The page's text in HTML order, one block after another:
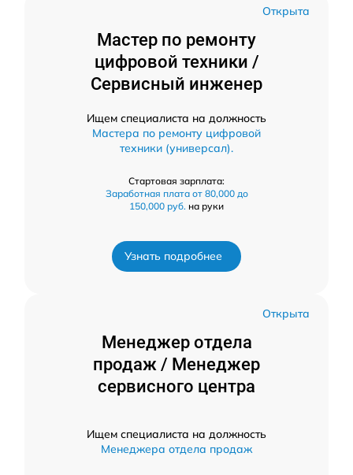
Открыта
Мастер по ремонту
цифровой техники /
Сервисный инженер
Ищем специалиста на должность
Мастера по ремонту цифровой
техники (универсал).
Стартовая зарплата:
Заработная плата от 80,000 до
150,000 руб. на руки
Узнать подробнее
Открыта
Менеджер отдела
продаж / Менеджер
сервисного центра
Ищем специалиста на должность
Менеджера отдела продаж